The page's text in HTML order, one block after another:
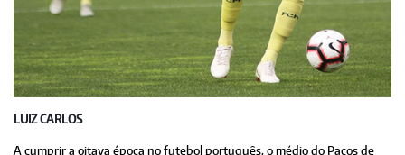
LUIZ CARLOS
A cumprir a oitava época no futebol português, o médio do Paços de